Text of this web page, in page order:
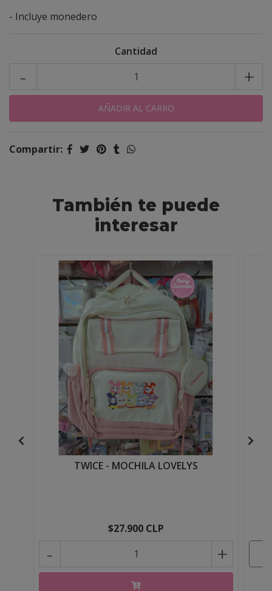
- Incluye monedero
Cantidad
+
-
Compartir:
También te puede
interesar
TWICE - MOCHILA LOVELYS
$27.900 CLP
+
-